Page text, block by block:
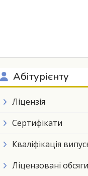
Абітурієнту
Ліцензія
Сертифікати
Кваліфікація
Ліцензовані обсяги